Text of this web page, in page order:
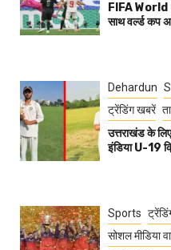
FIFA World
साथ वर्ल्ड कप
Dehardun
ट्रेंडिंग खबरें
उत्तराखंड के
इंडिया U-19
Sports
सोशल मीडिया